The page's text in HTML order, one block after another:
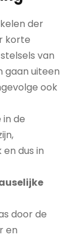
der
korte
van
gaan uiteen
ook
de
dus in
door de
en